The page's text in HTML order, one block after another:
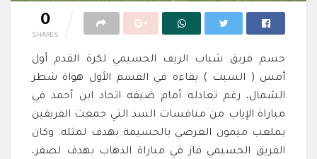
0
SHARES
حسم فريق شباب الريف الحسيمي لكرة القدم أول
أمس ( السبت ) بقاءه في القسم الأول هواة شطر
الشمال، رغم تعادله أمام ضيفه اتحاد ابن أحمد في
مباراة الإياب من منافسات السد التي جمعت الفريقين
بملعب ميمون العرصي بالحسيمة بهدف لمثله. وكان
الفريق الحسيمي فاز في مباراة الذهاب بهدف لصفر،